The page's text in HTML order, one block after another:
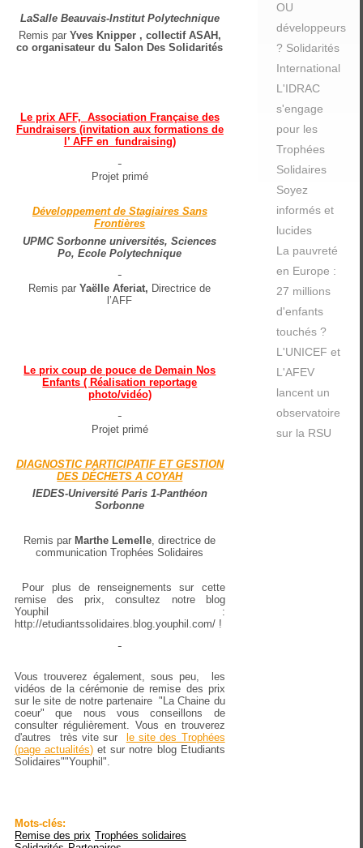
LaSalle Beauvais-Institut Polytechnique
Remis parYves Knipper , collectif ASAH,
co organisateur du Salon Des Solidarités
Le prix AFF, Association Française des
Fundraisers (invitation aux formations de
l’ AFF en fundraising)
Projet primé
Développement de Stagiaires Sans
Frontières
UPMC Sorbonne universités, Sciences
Po, Ecole Polytechnique
Remis par Yaëlle Aferiat, Directrice de
l’AFF
Le prix coup de pouce de Demain Nos
Enfants ( Réalisation reportage
photo/vidéo)
Projet primé
DIAGNOSTIC PARTICIPATIF ET GESTION
DES DÉCHETS A COYAH
IEDES-Université Paris 1-Panthéon
Sorbonne
Remis par Marthe Lemelle, directrice de
communication Trophées Solidaires
Pour plus de renseignements sur cette
remise des prix, consultez notre blog
Youphil :
http://etudiantssolidaires.blog.youphil.com/ !
Vous trouverez également, sous peu, les
vidéos de la cérémonie de remise des prix
sur le site de notre partenaire "La Chaine du
coeur" que nous vous conseillons de
consulter régulièrement. Vous en trouverez
d'autres très vite sur le site des Trophées
(page actualités) et sur notre blog Etudiants
Solidaires""Youphil".
Mots-clés:
Remise des prix Trophées solidaires
OU
développeurs
? Solidarités
International
L'IDRAC
s'engage
pour les
Trophées
Solidaires
Soyez
informés et
lucides
La pauvreté
en Europe :
27 millions
d'enfants
touchés ?
L'UNICEF et
L'AFEV
lancent un
observatoire
sur la RSU